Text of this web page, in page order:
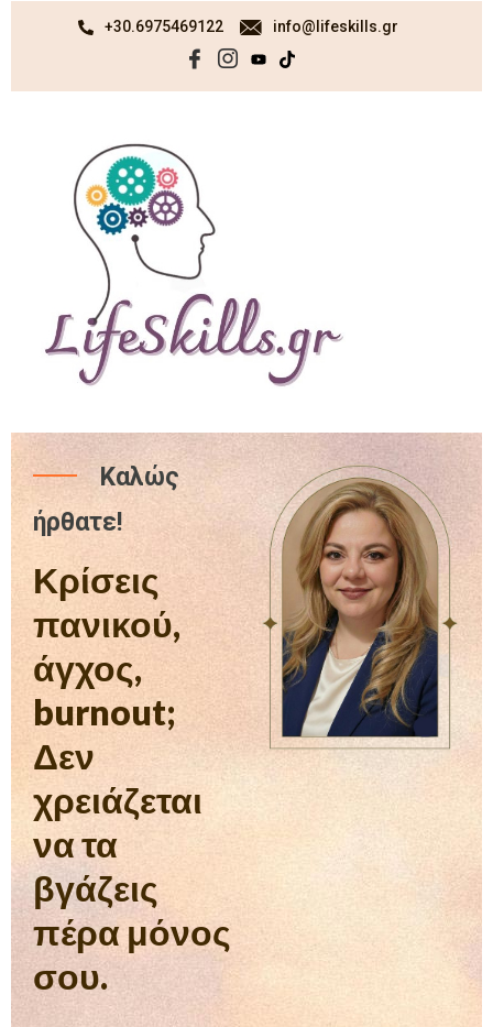
+30.6975469122 info@lifeskills.gr
Καλώς
ήρθατε!
Κρίσεις
πανικού,
άγχος,
burnout;
Δεν
χρειάζεται
να τα
βγάζεις
πέρα μόνος
σου.